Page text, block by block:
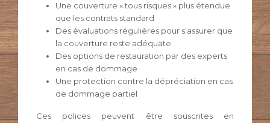
Une couverture « tous risques » plus étendue
que les contrats standard
Des évaluations régulières pour s’assurer que
la couverture reste adéquate
Des options de restauration par des experts
en cas de dommage
Une protection contre la dépréciation en cas
de dommage partiel
Ces polices peuvent être souscrites en